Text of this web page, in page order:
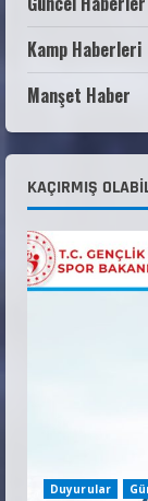
3
Kamp Haberleri
Manşet Haber
KAÇIRMIŞ
Duyurular